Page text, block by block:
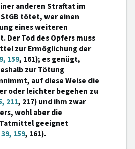
anderen Straftat im
StGB tötet, wer einen
eines weiteren
Tod des Opfers muss
zur Ermöglichung der
159, 161); es genügt,
zur Tötung
auf diese Weise die
oder leichter begehen zu
211, 217) und ihm zwar
wohl aber die
geeignet
159, 161).